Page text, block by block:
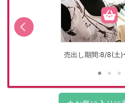
売出し期間:8/8(土)